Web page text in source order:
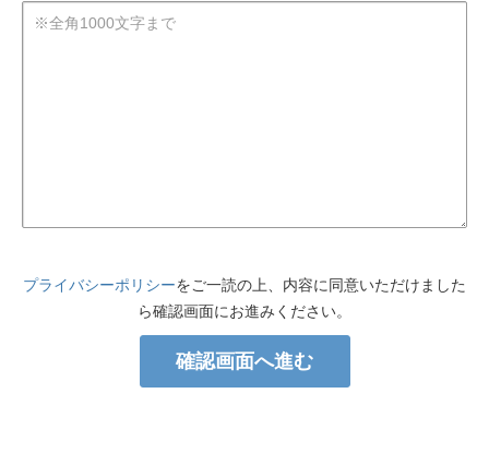
プライバシーポリシーをご一読の上、内容に同意いただけました
ら確認画面にお進みください。
確認画面へ進む